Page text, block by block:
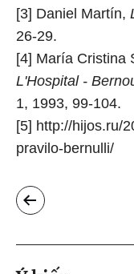
[3] Daniel Martín,
26-29.
[4] María Cristina
L'Hospital -
1, 1993, 99-104.
[5] http://hijos.ru/
pravilo-bernulli/